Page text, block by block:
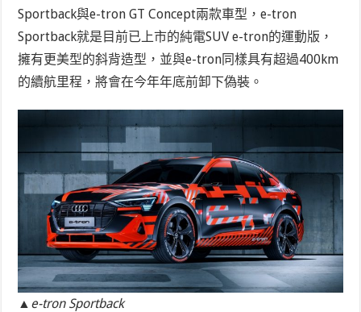
Sportback與e-tron GT Concept兩款車型，e-tron
Sportback就是目前已上市的純電SUV e-tron的運動版，
擁有更美型的斜背造型，並與e-tron同樣具有超過400km
的續航里程，將會在今年年底前卸下偽裝。
▲e-tron Sportback